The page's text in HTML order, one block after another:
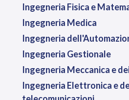
Ingegneria Fisica e
Ingegneria Medica
Ingegneria
Ingegneria Gestionale
Ingegneria Meccanica e
Ingegneria Elettronica e